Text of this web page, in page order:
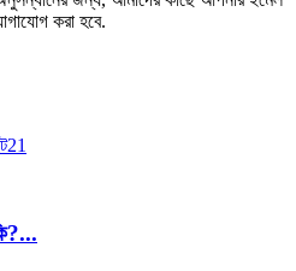
করা হবে.